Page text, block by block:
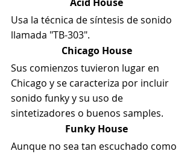
Usa la técnica de síntesis de sonido
llamada "TB-303".
Chicago House
Sus comienzos tuvieron lugar en
Chicago y se caracteriza por incluir
sonido funky y su uso de
sintetizadores o buenos samples.
Funky House
Aunque no sea tan escuchado como